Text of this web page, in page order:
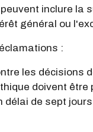
inclure la
général ou
:
les décisions
doivent être
délai de sept